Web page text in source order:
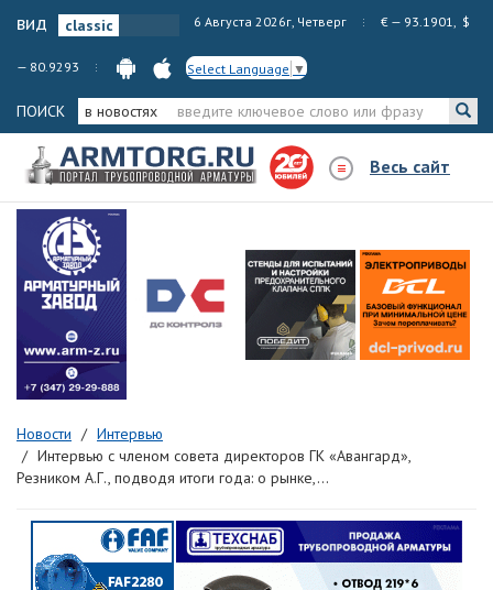
вид 6 Августа 2026г, Четверг € — 93.1901, $
— 80.9293 Select Language ▼
ПОИСК в новостях
Весь сайт
Новости
Интервью
Интервью с членом совета директоров ГК «Авангард»,
Резником А.Г., подводя итоги года: о рынке,...